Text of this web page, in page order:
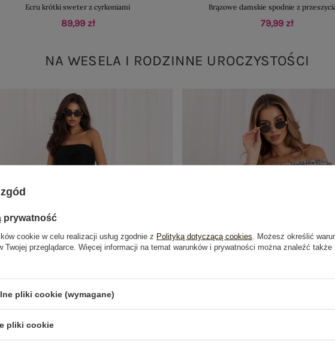
Ecru krótki sweter z cyrkoniami
89,99 zł
Brązowe damskie spodnie z
79,99 zł
NA WESELA I RODZINNE UROCZYSTOŚCI
prywatność
cookie w celu realizacji usług zgodnie z Polityką dotyczącą cookies . Możesz określić
Twojej przeglądarce. Więcej informacji na temat warunków i prywatności można znaleźć także
pliki cookie (wymagane)
pliki cookie